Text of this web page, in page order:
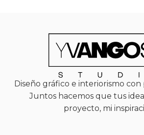
Diseño gráfico e interiorismo con
Juntos hacemos que tus
proyecto, mi